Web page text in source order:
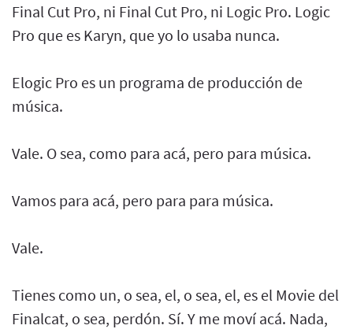
Final Cut Pro, ni Final Cut Pro, ni Logic Pro. Logic
Pro que es Karyn, que yo lo usaba nunca.
Elogic Pro es un programa de producción de
música.
Vale. O sea, como para acá, pero para música.
Vamos para acá, pero para para música.
Vale.
Tienes como un, o sea, el, o sea, el, es el Movie del
Finalcat, o sea, perdón. Sí. Y me moví acá. Nada,